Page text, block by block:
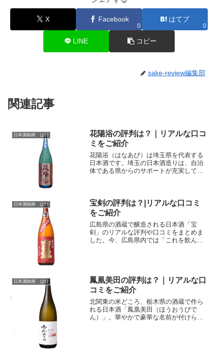
X Facebook
0
はてブ
0
LINE コピー
sake-review編集部
関連記事
日本酒銘柄 は行
花陽浴の評判は？｜リアルな口コ
ミをご紹介
花陽浴（はなあび）は埼玉県を代表する
日本酒です。埼玉の日本酒造りは、自治
体である県からのサポートが充実してい
女性や初心者の人でも取っ...
日本酒銘柄 は行
宝剣の評判は？|リアルな口コミ
をご紹介
広島県の酒蔵で醸造される日本酒「宝
剣」のリアルな評判や口コミをまとめま
した。今、広島県内では「これを飲んで
日本酒銘柄 は行
鳳凰美田の評判は？｜リアルな口
コミをご紹介
北関東の米どころ、栃木県の酒蔵で作ら
れる日本酒「鳳凰美田（ほうおうびで
ん）」。華やかで豪華な名前が付けられ